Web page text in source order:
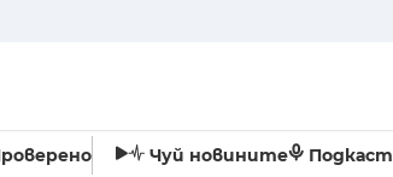
Чуй новините Подкаст